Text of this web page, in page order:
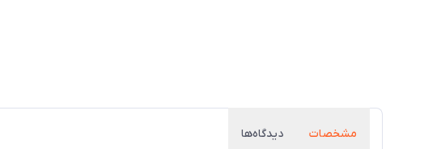
مشخصات دیدگاه‌ها